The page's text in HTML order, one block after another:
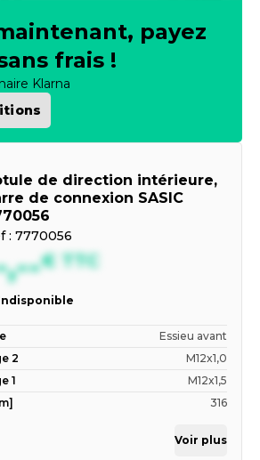
payez
frais !
Klarna
de direction intérieure,
de connexion SASIC
: 7770056
€ TTC
Essieu avant
2
M12x1,0
1
M12x1,5
316
Voir plus